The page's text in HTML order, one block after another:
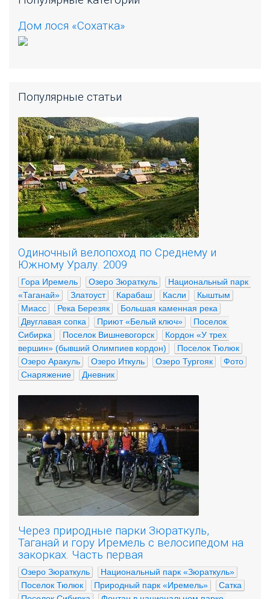
Дом лося «Сохатка»
Популярные статьи
Одиночный велопоход по Среднему и
Южному Уралу. 2009
Гора Иремель Озеро Зюраткуль
Национальный парк
«Таганай»
Златоуст Карабаш Касли
Кыштым
Миасс
Река Березяк
Большая каменная река
Двуглавая сопка
Приют «Белый ключ»
Поселок
Сибирка
Поселок Вишневогорск
Кордон «У трех
вершин» (бывший Олимпиев кордон)
Поселок Тюлюк
Озеро Аракуль
Озеро Иткуль Озеро Тургояк
Фото
Снаряжение
Дневник
Через природные парки Зюраткуль,
Таганай и гору Иремель с велосипедом на
закорках. Часть первая
Озеро Зюраткуль
Национальный парк «Зюраткуль»
Поселок Тюлюк
Природный парк «Иремель»
Сатка